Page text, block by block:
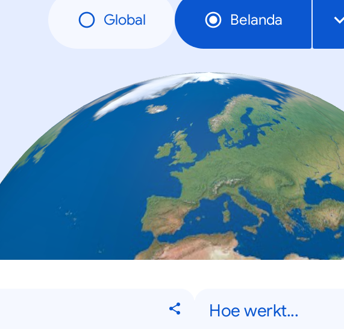
Global Belanda
Hoe werkt...